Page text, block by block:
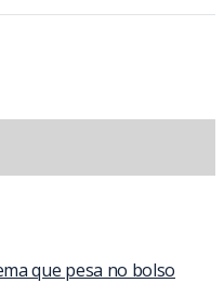
que pesa no bolso